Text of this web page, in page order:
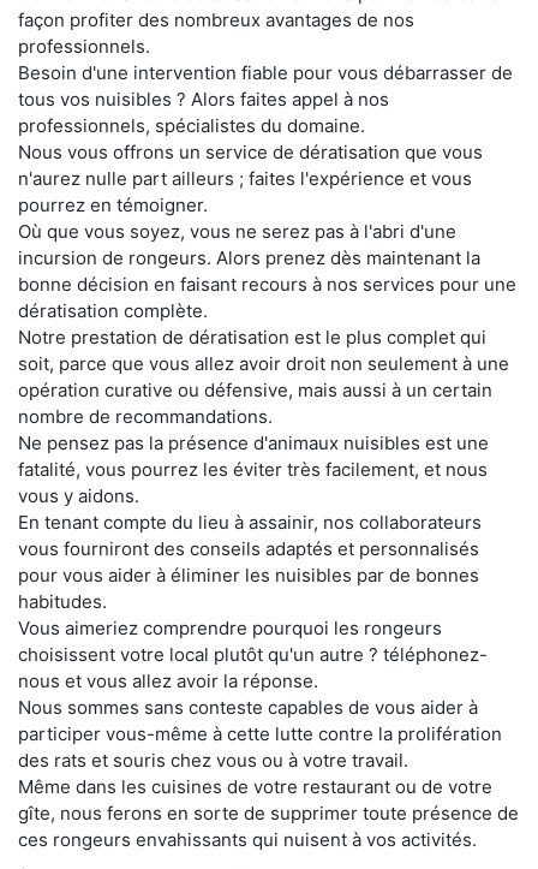
façon profiter des nombreux avantages de nos
professionnels.
Besoin d'une intervention fiable pour vous débarrasser de
tous vos nuisibles ? Alors faites appel à nos
professionnels, spécialistes du domaine.
Nous vous offrons un service de dératisation que vous
n'aurez nulle part ailleurs ; faites l'expérience et vous
pourrez en témoigner.
Où que vous soyez, vous ne serez pas à l'abri d'une
incursion de rongeurs. Alors prenez dès maintenant la
bonne décision en faisant recours à nos services pour une
dératisation complète.
Notre prestation de dératisation est le plus complet qui
soit, parce que vous allez avoir droit non seulement à une
opération curative ou défensive, mais aussi à un certain
nombre de recommandations.
Ne pensez pas la présence d'animaux nuisibles est une
fatalité, vous pourrez les éviter très facilement, et nous
vous y aidons.
En tenant compte du lieu à assainir, nos collaborateurs
vous fourniront des conseils adaptés et personnalisés
pour vous aider à éliminer les nuisibles par de bonnes
habitudes.
Vous aimeriez comprendre pourquoi les rongeurs
choisissent votre local plutôt qu'un autre ? téléphonez-
nous et vous allez avoir la réponse.
Nous sommes sans conteste capables de vous aider à
participer vous-même à cette lutte contre la prolifération
des rats et souris chez vous ou à votre travail.
Même dans les cuisines de votre restaurant ou de votre
gîte, nous ferons en sorte de supprimer toute présence de
ces rongeurs envahissants qui nuisent à vos activités.